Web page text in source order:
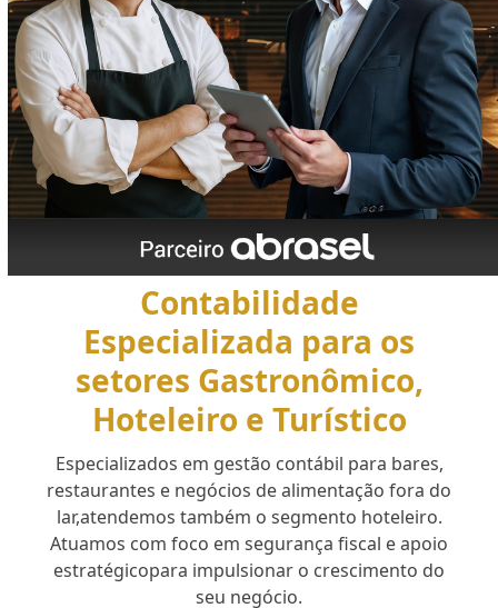
Contabilidade
Especializada para os
setores Gastronômico,
Hoteleiro e Turístico
Especializados em gestão contábil para bares,
restaurantes e negócios de alimentação fora do
lar,atendemos também o segmento hoteleiro.
Atuamos com foco em segurança fiscal e apoio
estratégicopara impulsionar o crescimento do
seu negócio.